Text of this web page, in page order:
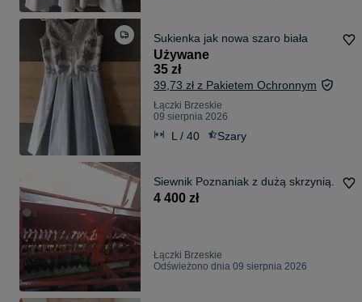
Sukienka jak nowa szaro biała
Używane
35 zł
39,73 zł z Pakietem Ochronnym
Łączki Brzeskie
09 sierpnia 2026
L / 40 Szary
Siewnik Poznaniak z dużą skrzynią.
4 400 zł
Łączki Brzeskie
Odświeżono dnia 09 sierpnia 2026